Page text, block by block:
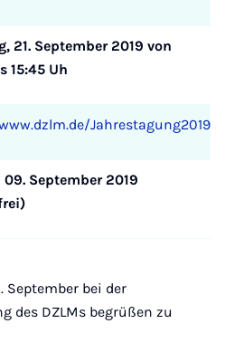
21. September 2019 von
15:45 Uh
Jahrestagung2019
September 2019
September bei der
des DZLMs begrüßen zu